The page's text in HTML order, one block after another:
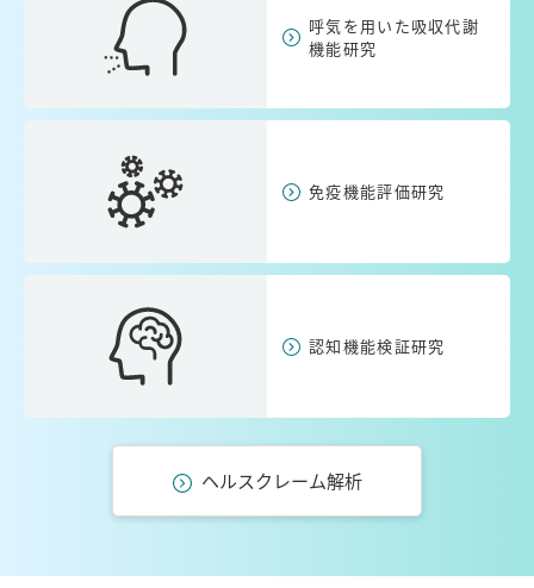
呼気を用いた吸収代謝
機能研究
免疫機能評価研究
認知機能検証研究
ヘルスクレーム解析